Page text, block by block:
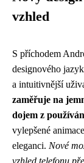
vzhled
S příchodem
designového
a intuitivnější
zaměřuje na
dojem z
vylepšené
eleganci. Nové
vzhled telefonu